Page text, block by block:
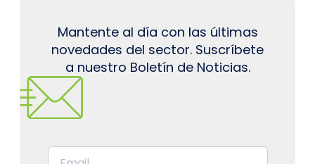
Mantente al día con las últimas
novedades del sector. Suscríbete
a nuestro Boletín de Noticias.